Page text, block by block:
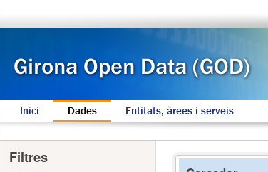
Inici Dades Entitats, àrees i serveis
Filtres